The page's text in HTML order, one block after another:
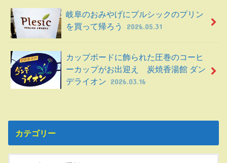
岐阜のおみやげにプルシックのプリン
を買って帰ろう
2026.05.31
カップボードに飾られた圧巻のコーヒ
ーカップがお出迎え 炭焼香湯館 ダン
デライオン 2026.03.16
カテゴリー